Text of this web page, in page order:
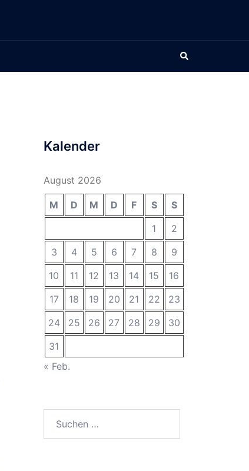
Suche
Kalender
August 2026
M D M D F S
S
1
2
3
4 5 6 7 8
9
10
11 12 13 14 15
16
17
18 19 20 21 22
23
24
25 26 27 28 29
30
31
« Feb.